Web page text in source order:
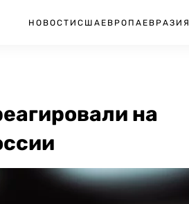
НОВОСТИ США ЕВРОПА ЕВРАЗИЯ
на